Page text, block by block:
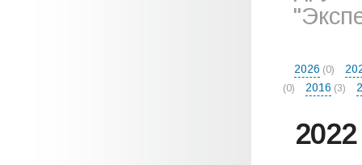
2026 (0)
(0) 2016 (3)
2022